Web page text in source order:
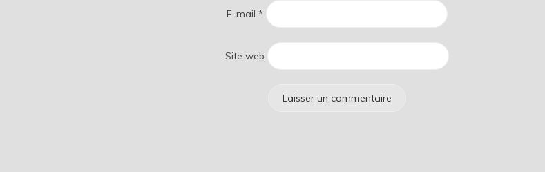
E-mail *
Site web